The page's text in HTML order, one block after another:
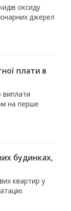
оксиду
джерел
плати в
виплати
на перше
будинках,
квартир у